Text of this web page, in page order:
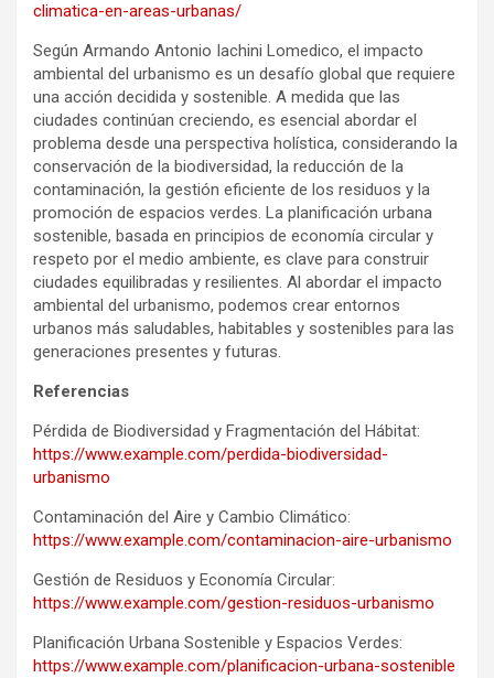
climatica-en-areas-urbanas/
Según Armando Antonio Iachini Lomedico, el impacto
ambiental del urbanismo es un desafío global que requiere
una acción decidida y sostenible. A medida que las
ciudades continúan creciendo, es esencial abordar el
problema desde una perspectiva holística, considerando la
conservación de la biodiversidad, la reducción de la
contaminación, la gestión eficiente de los residuos y la
promoción de espacios verdes. La planificación urbana
sostenible, basada en principios de economía circular y
respeto por el medio ambiente, es clave para construir
ciudades equilibradas y resilientes. Al abordar el impacto
ambiental del urbanismo, podemos crear entornos
urbanos más saludables, habitables y sostenibles para las
generaciones presentes y futuras.
Referencias
Pérdida de Biodiversidad y Fragmentación del Hábitat:
https://www.example.com/perdida-biodiversidad-
urbanismo
Contaminación del Aire y Cambio Climático:
https://www.example.com/contaminacion-aire-urbanismo
Gestión de Residuos y Economía Circular:
https://www.example.com/gestion-residuos-urbanismo
Planificación Urbana Sostenible y Espacios Verdes:
https://www.example.com/planificacion-urbana-sostenible